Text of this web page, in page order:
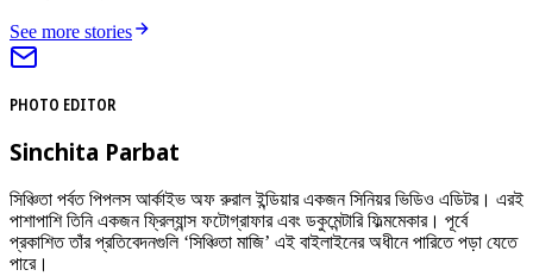
See more stories
PHOTO EDITOR
Sinchita Parbat
সিঞ্চিতা পর্বত পিপলস আর্কাইভ অফ রুরাল ইন্ডিয়ার একজন সিনিয়র ভিডিও এডিটর। এরই
পাশাপাশি তিনি একজন ফ্রিল্যান্স ফটোগ্রাফার এবং ডকুমেন্টারি ফিল্মমেকার। পূর্বে
প্রকাশিত তাঁর প্রতিবেদনগুলি ‘সিঞ্চিতা মাজি’ এই বাইলাইনের অধীনে পারিতে পড়া যেতে
পারে।